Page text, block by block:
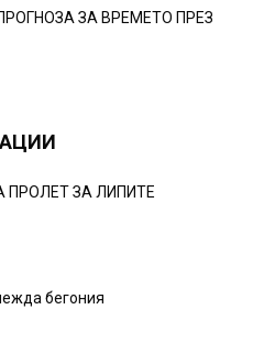
ЗА ВРЕМЕТО ПРЕЗ
ПРОЛЕТ ЗА ЛИПИТЕ
бегония